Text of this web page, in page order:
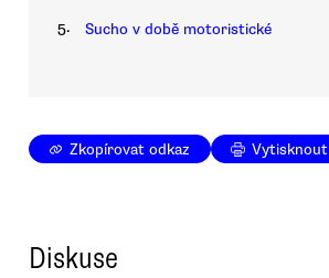
5. Sucho v době motoristické
Zkopírovat odkaz Vytisknout
Diskuse